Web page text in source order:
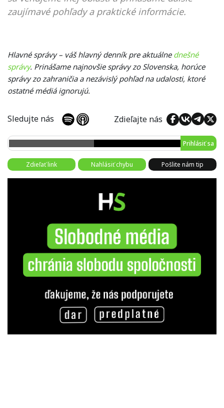
zaujímavé pohľady a praktické informácie.
Hlavné správy – váš hlavný denník pre aktuálne dnešné
správy. Prinášame najnovšie správy zo Slovenska, horúce
správy zo zahraničia a nezávislý pohľad na udalosti, ktoré
ostatné médiá ignorujú.
Sledujte nás Zdieľajte nás
Prihlásiť sa
Zdieľať link Nahlásiť chybu Pošlite nám tip